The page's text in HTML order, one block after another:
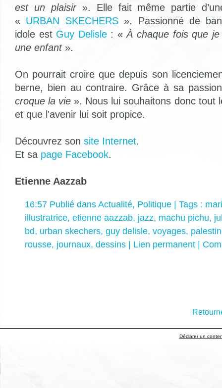
est un plaisir ». Elle fait même partie
« URBAN SKECHERS». Passionné de
idole est Guy Delisle: «À chaque fois que
une enfant ».
On pourrait croire que depuis son
berne, bien au contraire. Grâce à sa
croque la vie ». Nous lui souhaitons donc tout
et que l'avenir lui soit propice.
Découvrez son site Internet.
Et sa page Facebook.
Etienne Aazzab
16:57 Publié dans Actualité, Politique | Tags :
illustratrice, etienne aazzab, jazz, machu pichu,
bd, urban skechers, guy delisle, voyages,
rousse, journaux, dessins | Lien permanent |
Déclarer un